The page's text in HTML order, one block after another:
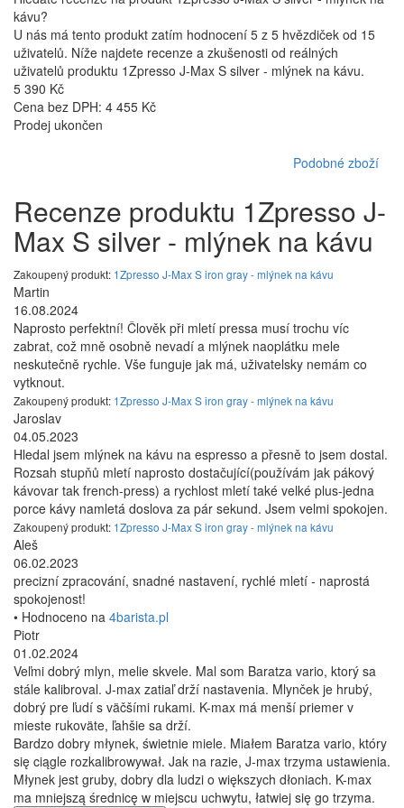
kávu?
U nás má tento produkt zatím hodnocení 5 z 5 hvězdiček od 15
uživatelů. Níže najdete recenze a zkušenosti od reálných
uživatelů produktu 1Zpresso J-Max S silver - mlýnek na kávu.
5 390 Kč
Cena bez DPH: 4 455 Kč
Prodej ukončen
Podobné zboží
Recenze produktu 1Zpresso J-
Max S silver - mlýnek na kávu
Zakoupený produkt: 1Zpresso J-Max S iron gray - mlýnek na kávu
Martin
16.08.2024
Naprosto perfektní! Člověk při mletí pressa musí trochu víc
zabrat, což mně osobně nevadí a mlýnek naoplátku mele
neskutečně rychle. Vše funguje jak má, uživatelsky nemám co
vytknout.
Zakoupený produkt: 1Zpresso J-Max S iron gray - mlýnek na kávu
Jaroslav
04.05.2023
Hledal jsem mlýnek na kávu na espresso a přesně to jsem dostal.
Rozsah stupňů mletí naprosto dostačující(používám jak pákový
kávovar tak french-press) a rychlost mletí také velké plus-jedna
porce kávy namletá doslova za pár sekund. Jsem velmi spokojen.
Zakoupený produkt: 1Zpresso J-Max S iron gray - mlýnek na kávu
Aleš
06.02.2023
precizní zpracování, snadné nastavení, rychlé mletí - naprostá
spokojenost!
• Hodnoceno na 4barista.pl
Piotr
01.02.2024
Veľmi dobrý mlyn, melie skvele. Mal som Baratza vario, ktorý sa
stále kalibroval. J-max zatiaľ drží nastavenia. Mlynček je hrubý,
dobrý pre ľudí s väčšími rukami. K-max má menší priemer v
mieste rukoväte, ľahšie sa drží.
Bardzo dobry młynek, świetnie miele. Miałem Baratza vario, który
się ciągle rozkalibrowywał. Jak na razie, J-max trzyma ustawienia.
Młynek jest gruby, dobry dla ludzi o większych dłoniach. K-max
ma mniejszą średnicę w miejscu uchwytu, łatwiej się go trzyma.